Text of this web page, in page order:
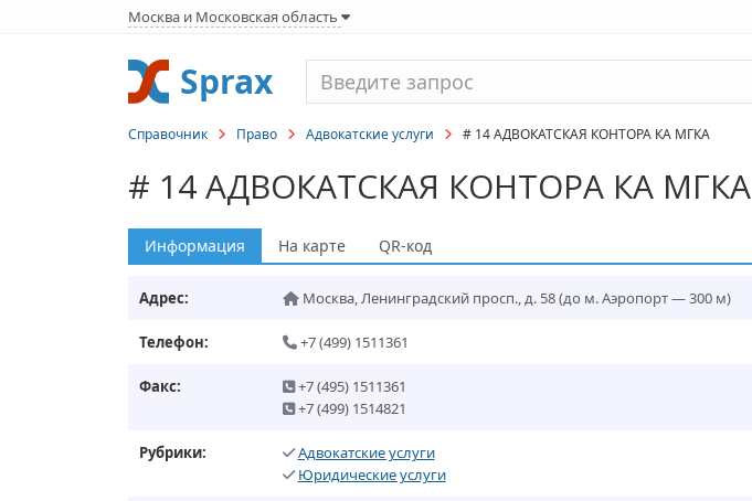
Москва и Московская область
Sprax
Справочник Право Адвокатские услуги # 14 АДВОКАТСКАЯ КОНТОРА КА МГКА
# 14 АДВОКАТСКАЯ КОНТОРА КА МГКА
Информация На карте QR-код
Адрес: Москва,Ленинградский просп., д. 58(до м. Аэропорт — 300 м)
Телефон: +7 (499) 1511361
Факс:
+7 (495) 1511361
+7 (499) 1514821
Рубрики:
Адвокатские услуги
Юридические услуги